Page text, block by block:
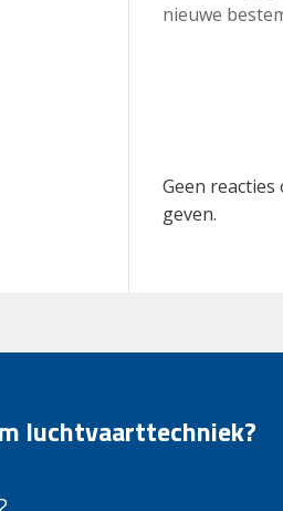
nieuwe
Geen reacties
geven.
luchtvaarttechniek?